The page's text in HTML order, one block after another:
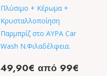
49,90€ από 99€